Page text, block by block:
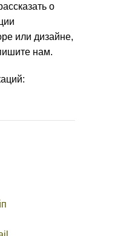
о
или дизайне,
нам.